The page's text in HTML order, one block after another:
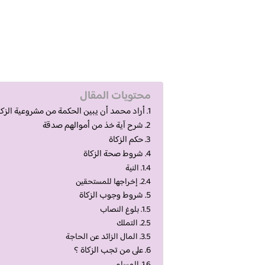
محتويات المقال
أراد محمد أن يبين الحكمة من مشروعية
شرح آية خذ من أموالهم صدقة
حكم الزكاة
شروط صحة الزكاة
النية
إخراجها للمستحقين
شروط وجوب الزكاة
بلوغ النصاب
التملك
المال الزائد عن الحاجة
على من تجب الزكاة ؟